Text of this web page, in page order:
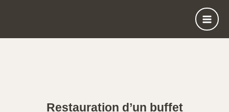
Restauration d’un buffet